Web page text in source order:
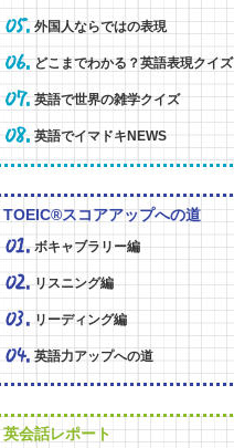
外国人ならではの表現
どこまでわかる？英語表現クイズ
英語で世界の雑学クイズ
英語でイマドキNEWS
TOEIC®スコアアップへの道
ボキャブラリー編
リスニング編
リーディング編
英語力アップへの道
英会話レポート